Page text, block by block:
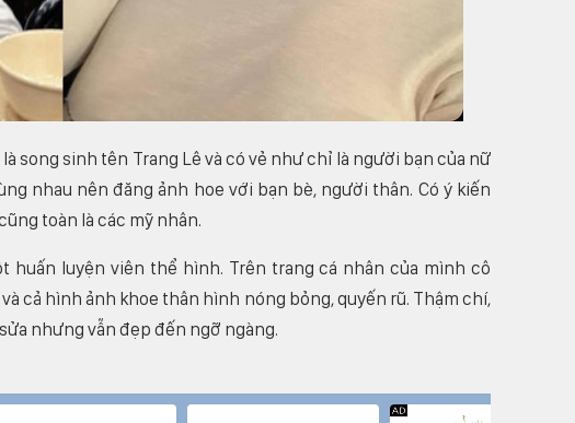
song sinh tên Trang Lê và có vẻ như chỉ là người bạn của nữ
nhau nên đăng ảnh hoe với bạn bè, người thân. Có ý kiến
toàn là các mỹ nhân.
huấn luyện viên thể hình. Trên trang cá nhân của mình cô
cả hình ảnh khoe thân hình nóng bỏng, quyến rũ. Thậm chí,
nhưng vẫn đẹp đến ngỡ ngàng.